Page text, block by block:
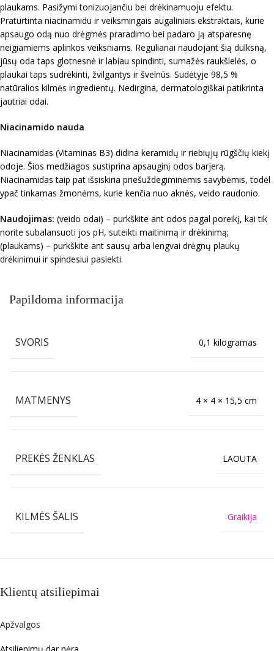
plaukams. Pasižymi tonizuojančiu bei drėkinamuoju efektu.
Praturtinta niacinamidu ir veiksmingais augaliniais ekstraktais, kurie
apsaugo odą nuo drėgmės praradimo bei padaro ją atsparesnę
neigiamiems aplinkos veiksniams. Reguliariai naudojant šią dulksną,
jūsų oda taps glotnesnė ir labiau spindinti, sumažės raukšlelės, o
plaukai taps sudrėkinti, žvilgantys ir švelnūs. Sudėtyje 98,5 %
natūralios kilmės ingredientų. Nedirgina, dermatologiškai patikrinta
jautriai odai.
Niacinamido nauda
Niacinamidas (Vitaminas B3) didina keramidų ir riebiųjų rūgščių kiekį
odoje. Šios medžiagos sustiprina apsauginį odos barjerą.
Niacinamidas taip pat išsiskiria priešuždegiminėmis savybėmis, todėl
ypač tinkamas žmonėms, kurie kenčia nuo aknės, veido raudonio.
Naudojimas: (veido odai) – purkškite ant odos pagal poreikį, kai tik
norite subalansuoti jos pH, suteikti maitinimą ir drėkinimą;
(plaukams) – purkškite ant sausų arba lengvai drėgnų plaukų
drėkinimui ir spindesiui pasiekti.
Papildoma informacija
SVORIS 0,1 kilogramas
MATMENYS 4 × 4 × 15,5 cm
PREKĖS ŽENKLAS LAOUTA
KILMĖS ŠALIS Graikija
Klientų atsiliepimai
Apžvalgos